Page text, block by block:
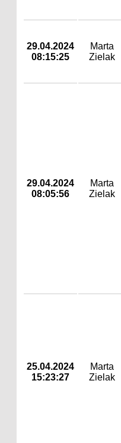
29.04.2024
08:15:25
Marta
Zielak
29.04.2024
08:05:56
Marta
Zielak
25.04.2024
15:23:27
Marta
Zielak